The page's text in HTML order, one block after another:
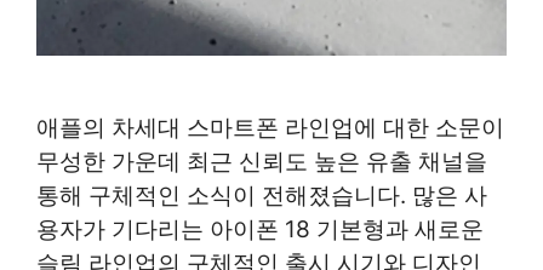
애플의 차세대 스마트폰 라인업에 대한 소문이
무성한 가운데 최근 신뢰도 높은 유출 채널을
통해 구체적인 소식이 전해졌습니다. 많은 사
용자가 기다리는 아이폰 18 기본형과 새로운
슬림 라인업의 구체적인 출시 시기와 디자인